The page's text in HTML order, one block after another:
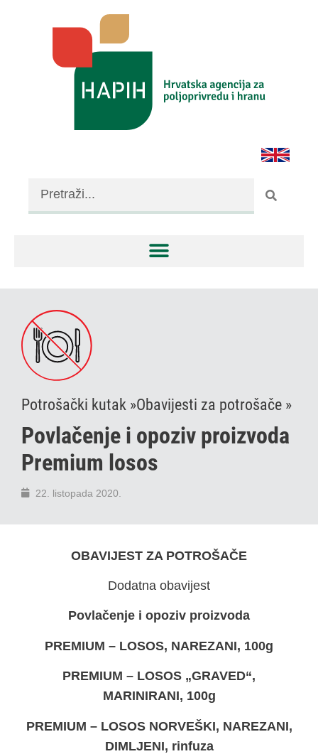
Potrošački kutak »Obavijesti za potrošače »
Povlačenje i opoziv proizvoda
Premium losos
22. listopada 2020.
OBAVIJEST ZA POTROŠAČE
Dodatna obavijest
Povlačenje i opoziv proizvoda
PREMIUM – LOSOS, NAREZANI, 100g
PREMIUM – LOSOS „GRAVED“,
MARINIRANI, 100g
PREMIUM – LOSOS NORVEŠKI, NAREZANI,
DIMLJENI, rinfuza